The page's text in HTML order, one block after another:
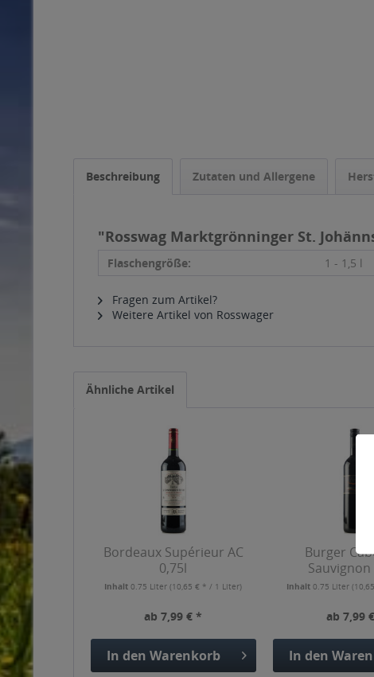
Beschreibung Zutaten und Allergene
"Rosswag Marktgrönninger St.
Flaschengröße: 1 - 1,5 l
Fragen zum Artikel?
Weitere Artikel von Rosswager
Ähnliche Artikel
Bordeaux Supérieur AC
0,75l
Inhalt0.75 Liter(10,65 € * / 1 Liter)
ab 7,99 € *
In den Warenkorb
Burger
Sauvignon
Inhalt 0.75 Liter
ab 7,99
In den